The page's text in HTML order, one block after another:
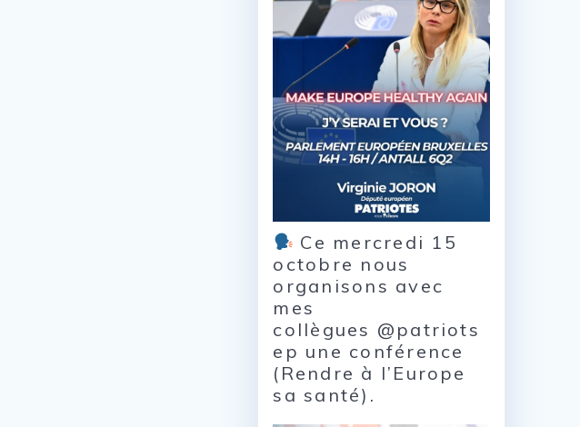
Ce mercredi 15
octobre nous
organisons avec
mes
collègues @patriots
ep une conférence
(Rendre à l’Europe
sa santé).